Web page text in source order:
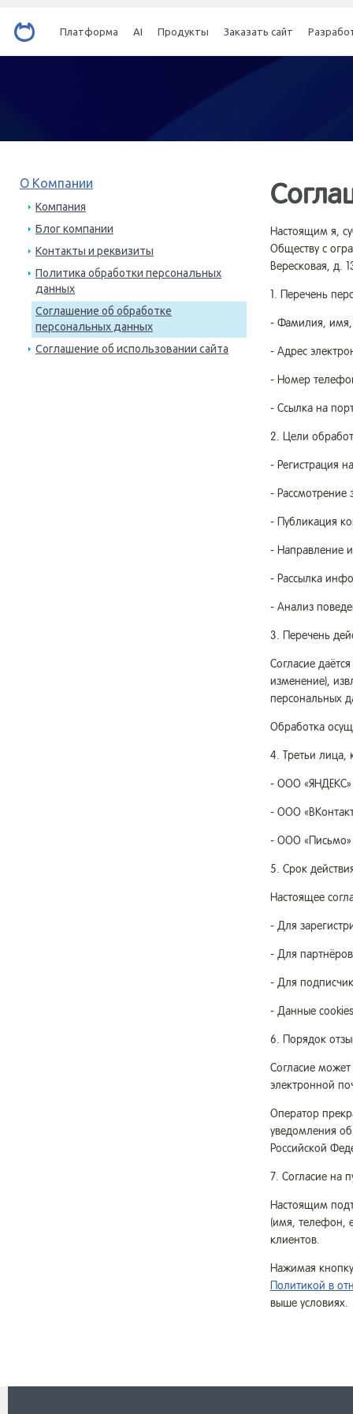
Платформа AI Продукты Заказать сайт
О Компании
Компания
Блог компании
Контакты и реквизиты
Политика обработки персональных
данных
Соглашение об обработке
персональных данных
Соглашение об использовании сайта
Настоящим я,
Обществу с
Вересковая, д.
1. Перечень
- Фамилия, имя,
- Адрес
- Номер
- Ссылка на
2. Цели
- Регистрация
- Рассмотрение
- Публикация
- Направление
- Рассылка
- Анализ
3. Перечень
Согласие
изменение),
персональных
Обработка
4. Третьи лица,
- ООО «ЯНДЕКС»
- ООО
- ООО «Письмо»
5. Срок
Настоящее
- Для
- Для
- Для
- Данные
6. Порядок
Согласие
электронной
Оператор
уведомления
Российской
7. Согласие на
Настоящим
(имя, телефон,
клиентов.
Нажимая кнопку
Политикой в
выше условиях.